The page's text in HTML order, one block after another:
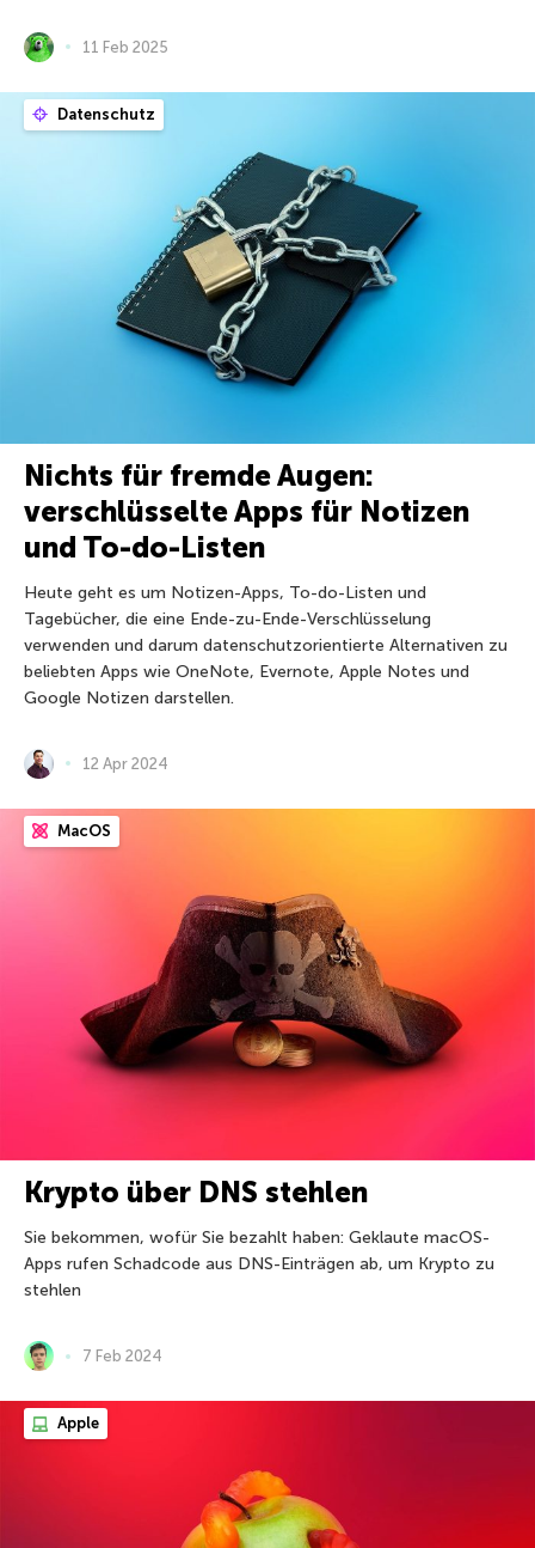
11 Feb 2025
Datenschutz
Nichts für fremde Augen:
verschlüsselte Apps für Notizen
und To-do-Listen
Heute geht es um Notizen-Apps, To-do-Listen und
Tagebücher, die eine Ende-zu-Ende-Verschlüsselung
verwenden und darum datenschutzorientierte Alternativen zu
beliebten Apps wie OneNote, Evernote, Apple Notes und
Google Notizen darstellen.
12 Apr 2024
MacOS
Krypto über DNS stehlen
Sie bekommen, wofür Sie bezahlt haben: Geklaute macOS-
Apps rufen Schadcode aus DNS-Einträgen ab, um Krypto zu
stehlen
7 Feb 2024
Apple